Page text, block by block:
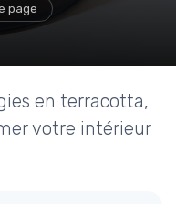
page
en terracotta,
votre intérieur